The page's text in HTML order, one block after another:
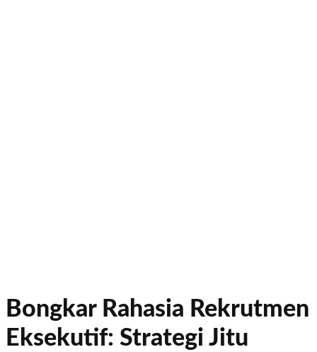
Bongkar Rahasia Rekrutmen
Eksekutif: Strategi Jitu